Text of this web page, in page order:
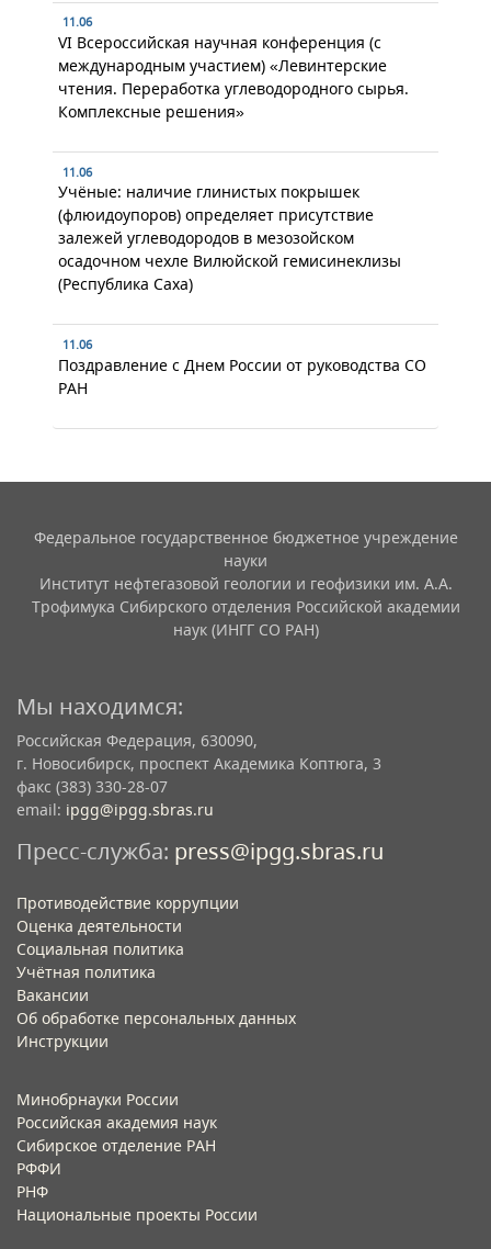
11.06
VI Всероссийская научная конференция (с
международным участием) «Левинтерские
чтения. Переработка углеводородного сырья.
Комплексные решения»
11.06
Учёные: наличие глинистых покрышек
(флюидоупоров) определяет присутствие
залежей углеводородов в мезозойском
осадочном чехле Вилюйской гемисинеклизы
(Республика Саха)
11.06
Поздравление с Днем России от руководства СО
РАН
Федеральное государственное бюджетное учреждение
науки
Институт нефтегазовой геологии и геофизики им. А.А.
Трофимука Сибирского отделения Российской академии
наук (ИНГГ СО РАН)
Мы находимся:
Российская Федерация, 630090,
г. Новосибирск, проспект Академика Коптюга, 3
факс (383) 330-28-07
email: ipgg@ipgg.sbras.ru
Пресс-служба: press@ipgg.sbras.ru
Противодействие коррупции
Оценка деятельности
Социальная политика
Учётная политика​
Вакансии​
Об обработке персональных данных​
Инструкции​
Минобрнауки России
Российская академия наук
Сибирское отделение РАН
РФФИ
РНФ
Национальные проекты России